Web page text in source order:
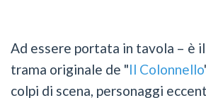
Ad essere portata in tavola – è
trama originale de "Il Colonnello
colpi di scena, personaggi